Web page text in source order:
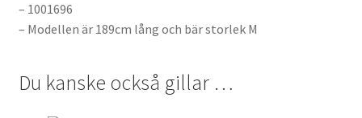
– 1001696
– Modellen är 189cm lång och bär storlek M
Du kanske också gillar …